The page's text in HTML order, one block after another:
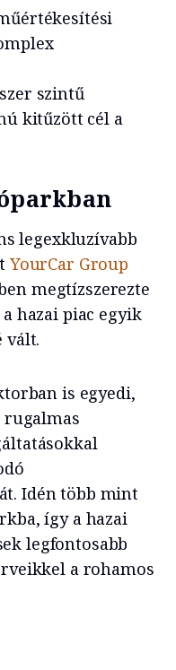
szintű
kitűzött cél a
legexkluzívabb
YourCar Group
megtízszerezte
hazai piac egyik
vált.
is egyedi,
Idén több mint
így a hazai
legfontosabb
a rohamos